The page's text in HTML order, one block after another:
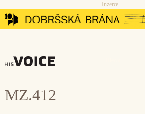
Přeskočit
na
- Inzerce -
MZ.412